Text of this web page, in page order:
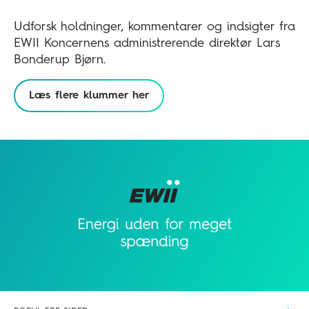
Udforsk holdninger, kommentarer og indsigter fra
EWII Koncernens administrerende direktør Lars
Bonderup Bjørn.
Læs flere klummer her